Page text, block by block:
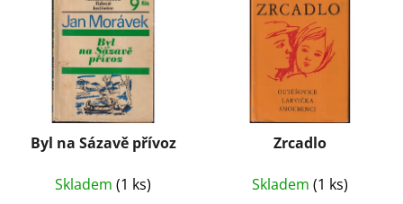
Byl na Sázavě přívoz
Skladem (1 ks)
Zrcadlo
Skladem (1 ks)